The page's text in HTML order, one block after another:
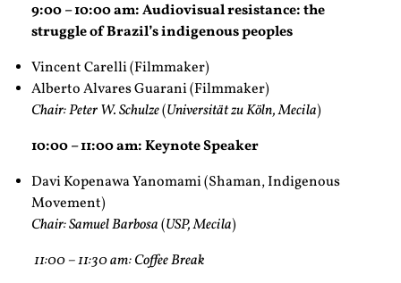
9:00 – 10:00 am:Audiovisual resistance: the
struggle of Brazil’s indigenous peoples
Vincent Carelli (Filmmaker)
Alberto Alvares Guarani (Filmmaker)
Chair: Peter W. Schulze(Universität zu Köln, Mecila)
10:00 – 11:00 am: Keynote Speaker
Davi Kopenawa Yanomami (Shaman, Indigenous
Movement)
Chair: Samuel Barbosa(USP, Mecila)
11:00 – 11:30 am: Coffee Break